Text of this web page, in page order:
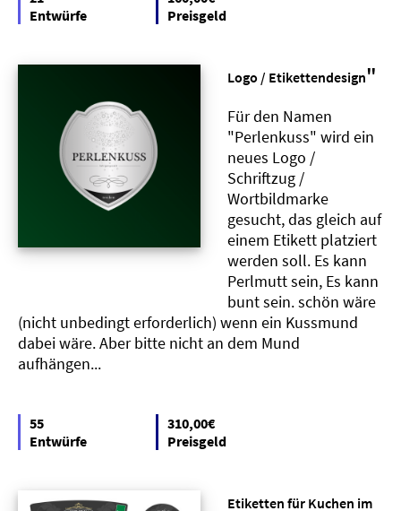
Entwürfe
Preisgeld
Logo / Etikettendesign"
Für den Namen
"Perlenkuss" wird ein
neues Logo /
Schriftzug /
Wortbildmarke
gesucht, das gleich auf
einem Etikett platziert
werden soll. Es kann
Perlmutt sein, Es kann
bunt sein. schön wäre
(nicht unbedingt erforderlich) wenn ein Kussmund
dabei wäre. Aber bitte nicht an dem Mund
aufhängen...
55
Entwürfe
310,00€
Preisgeld
Etiketten für Kuchen im